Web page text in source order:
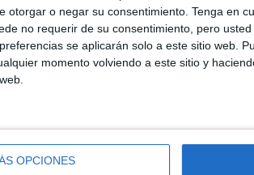
otorgar o negar su consentimiento. Tenga en
no requerir de su consentimiento, pero
se aplicarán solo a este sitio web.
momento volviendo a este sitio y
OPCIONES
de identidad que ha sido
alertado sobre malhechores que
contaminar dispositivos con virus
enviados desde direcciones que
el nombre de usuario en la